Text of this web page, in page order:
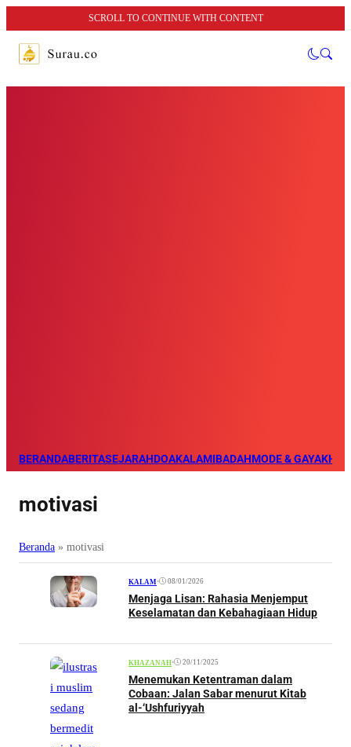
SCROLL TO CONTINUE WITH CONTENT
BERANDABERITASEJARAHDOAKALAMIBADAHMODE & GAYA
motivasi
Beranda » motivasi
KALAM • 08/01/2026
Menjaga Lisan: Rahasia Menjemput
Keselamatan dan Kebahagiaan Hidup
KHAZANAH• 20/11/2025
Menemukan Ketentraman dalam
Cobaan: Jalan Sabar menurut Kitab
al-‘Ushfuriyyah